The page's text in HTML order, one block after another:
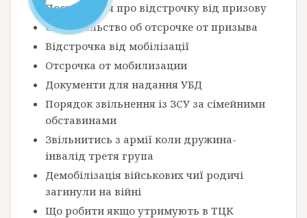
Посвідчення про відстрочку від призову
Свидетельство об отсрочке от призыва
Відстрочка від мобілізації
Отсрочка от мобилизации
Документи для надання УБД
Порядок звільнення із ЗСУ за сімейними
обставинами
Звільнитись з армії коли дружина-
інвалід третя група
Демобілізація військових чиї родичі
загинули на війні
Що робити якщо утримують в ТЦК